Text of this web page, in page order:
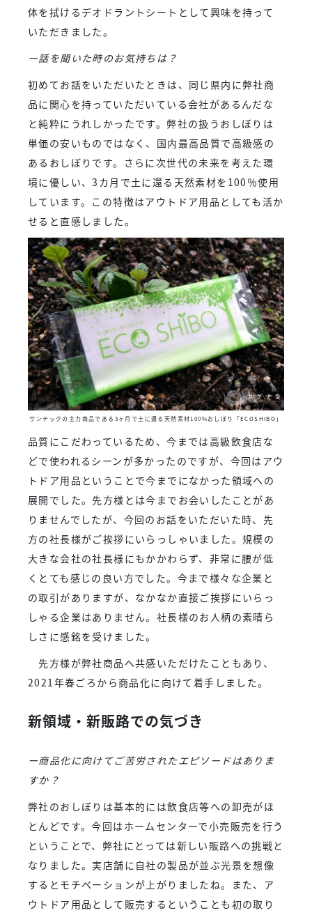
体を拭けるデオドラントシートとして興味を持って
いただきました。
ー話を聞いた時のお気持ちは？
初めてお話をいただいたときは、同じ県内に弊社商
品に関心を持っていただいている会社があるんだな
と純粋にうれしかったです。弊社の扱うおしぼりは
単価の安いものではなく、国内最高品質で高級感の
あるおしぼりです。さらに次世代の未来を考えた環
境に優しい、3カ月で土に還る天然素材を100％使用
しています。この特徴はアウトドア用品としても活か
せると直感しました。
サンテックの主力商品である3ヶ月で土に還る天然素材100%おしぼり「ECOSHIBO」
品質にこだわっているため、今までは高級飲食店な
どで使われるシーンが多かったのですが、今回はアウ
トドア用品ということで今までになかった領域への
展開でした。先方様とは今までお会いしたことがあ
りませんでしたが、今回のお話をいただいた時、先
方の社長様がご挨拶にいらっしゃいました。規模の
大きな会社の社長様にもかかわらず、非常に腰が低
くとても感じの良い方でした。今まで様々な企業と
の取引がありますが、なかなか直接ご挨拶にいらっ
しゃる企業はありません。社長様のお人柄の素晴ら
しさに感銘を受けました。
先方様が弊社商品へ共感いただけたこともあり、
2021年春ごろから商品化に向けて着手しました。
新領域・新販路での気づき
ー商品化に向けてご苦労されたエピソードはありま
すか？
弊社のおしぼりは基本的には飲食店等への卸売がほ
とんどです。今回はホームセンターで小売販売を行う
ということで、弊社にとっては新しい販路への挑戦と
なりました。実店舗に自社の製品が並ぶ光景を想像
するとモチベーションが上がりましたね。また、ア
ウトドア用品として販売するということも初の取り